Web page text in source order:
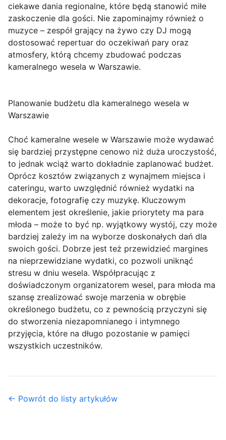
ciekawe dania regionalne, które będą stanowić miłe
zaskoczenie dla gości. Nie zapominajmy również o
muzyce – zespół grający na żywo czy DJ mogą
dostosować repertuar do oczekiwań pary oraz
atmosfery, którą chcemy zbudować podczas
kameralnego wesela w Warszawie.
Planowanie budżetu dla kameralnego wesela w
Warszawie
Choć kameralne wesele w Warszawie może wydawać
się bardziej przystępne cenowo niż duża uroczystość,
to jednak wciąż warto dokładnie zaplanować budżet.
Oprócz kosztów związanych z wynajmem miejsca i
cateringu, warto uwzględnić również wydatki na
dekoracje, fotografię czy muzykę. Kluczowym
elementem jest określenie, jakie priorytety ma para
młoda – może to być np. wyjątkowy wystój, czy może
bardziej zależy im na wyborze doskonałych dań dla
swoich gości. Dobrze jest też przewidzieć margines
na nieprzewidziane wydatki, co pozwoli uniknąć
stresu w dniu wesela. Współpracując z
doświadczonym organizatorem wesel, para młoda ma
szansę zrealizować swoje marzenia w obrębie
określonego budżetu, co z pewnością przyczyni się
do stworzenia niezapomnianego i intymnego
przyjęcia, które na długo pozostanie w pamięci
wszystkich uczestników.
← Powrót do listy artykułów